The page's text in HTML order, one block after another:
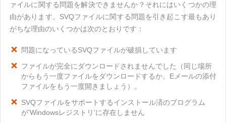
ァイルに関する問題を解決できませんか？それにはいくつかの理
由があります。SVQファイルに関する問題を引き起こす最もあり
がちな理由のいくつかは次のとおりです：
問題になっているSVQファイルが破損しています
ファイルが完全にダウンロードされませんでした（同じ場所
からもう一度ファイルをダウンロードするか、Eメールの添付
ファイルをもう一度開きましょう）。
SVQファイルをサポートするインストール済のプログラム
が'Windowsレジストリ'に存在しません